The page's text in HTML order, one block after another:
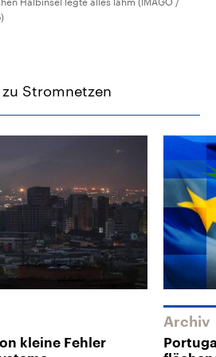
Stromnetzen
kleine Fehler
Archiv